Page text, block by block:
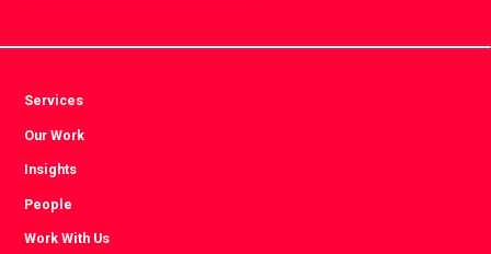
Services
Our Work
Insights
People
Work With Us